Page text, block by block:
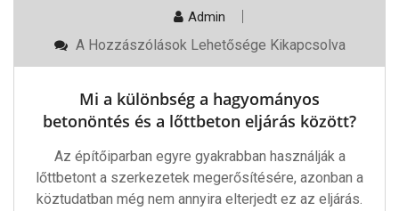
Admin
Mi
Hagyományos
Betonöntés
És
Lőttbeton
Eljárás
Között?
Bejegyzéshez
A Hozzászólások Lehetősége Kikapcsolva
Mi a különbség a hagyományos
betonöntés és a lőttbeton eljárás között?
Az építőiparban egyre gyakrabban használják a
lőttbetont a szerkezetek megerősítésére, azonban a
köztudatban még nem annyira elterjedt ez az eljárás.